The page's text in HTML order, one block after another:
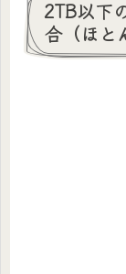
2TB以下
合（ほと